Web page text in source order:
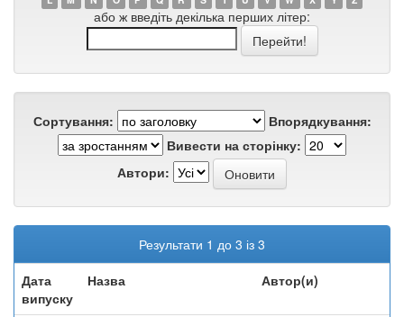
або ж введіть декілька перших літер:
Сортування:
Впорядкування:
Вивести на сторінку:
Автори:
Результати 1 до 3 із 3
Дата
випуску
Назва Автор(и)